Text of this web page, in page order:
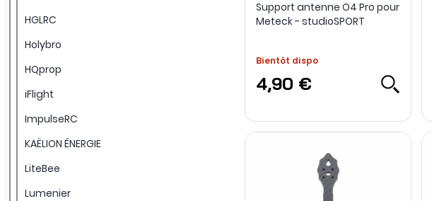
HGLRC
Holybro
HQprop
iFlight
ImpulseRC
KAËLION ÉNERGIE
LiteBee
Lumenier
Support antenne O4 Pro pour
Meteck - studioSPORT
Bientôt dispo
4,90 €